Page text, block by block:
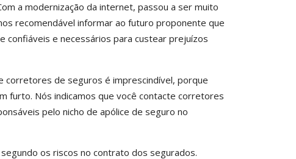
a modernização da internet, passou a ser muito
recomendável informar ao futuro proponente que
e necessários para custear prejuízos
corretores de seguros é imprescindível, porque
furto. Nós indicamos que você contacte corretores
pelo nicho de apólice de seguro no
os riscos no contrato dos segurados.